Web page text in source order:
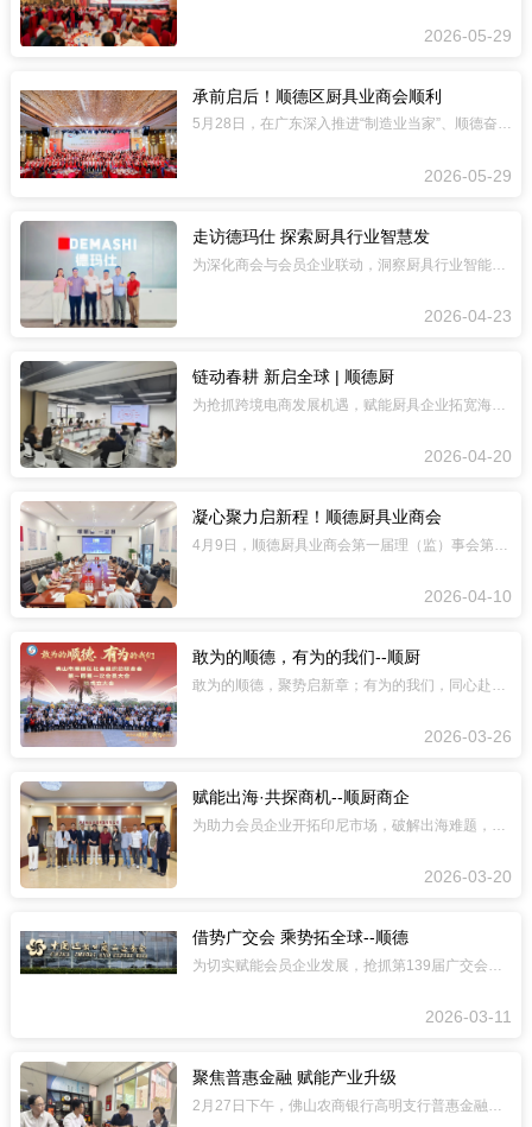
2026-05-29
承前启后！顺德区厨具业商会顺利
5月28日，在广东深入推进“制造业当家”、顺德奋力发展经济，开启“十五五”关键之
2026-05-29
走访德玛仕 探索厨具行业智慧发
为深化商会与会员企业联动，洞察厨具行业智能化发展趋势，加强企业间交流合作，4月2
2026-04-23
链动春耕 新启全球 | 顺德厨
为抢抓跨境电商发展机遇，赋能厨具企业拓宽海外市场、布局全球化发展版图，2026
2026-04-20
凝心聚力启新程！顺德厨具业商会
2026-04-10
敢为的顺德，有为的我们--顺厨
敢为的顺德，聚势启新章；有为的我们，同心赴未来。3月23日，佛山市顺德区社会组织
2026-03-26
赋能出海·共探商机--顺厨商企
为助力会员企业开拓印尼市场，破解出海难题，搭建高效交流平台，3.18下午，顺德厨
2026-03-20
借势广交会 乘势拓全球--顺德
为切实赋能会员企业发展，抢抓第139届广交会外贸发展黄金机遇，顺德厨具业商会将本
2026-03-11
聚焦普惠金融 赋能产业升级
2月27日下午，佛山农商银行高明支行普惠金融邓总一行拜访了会长单位广东裕豪厨具电